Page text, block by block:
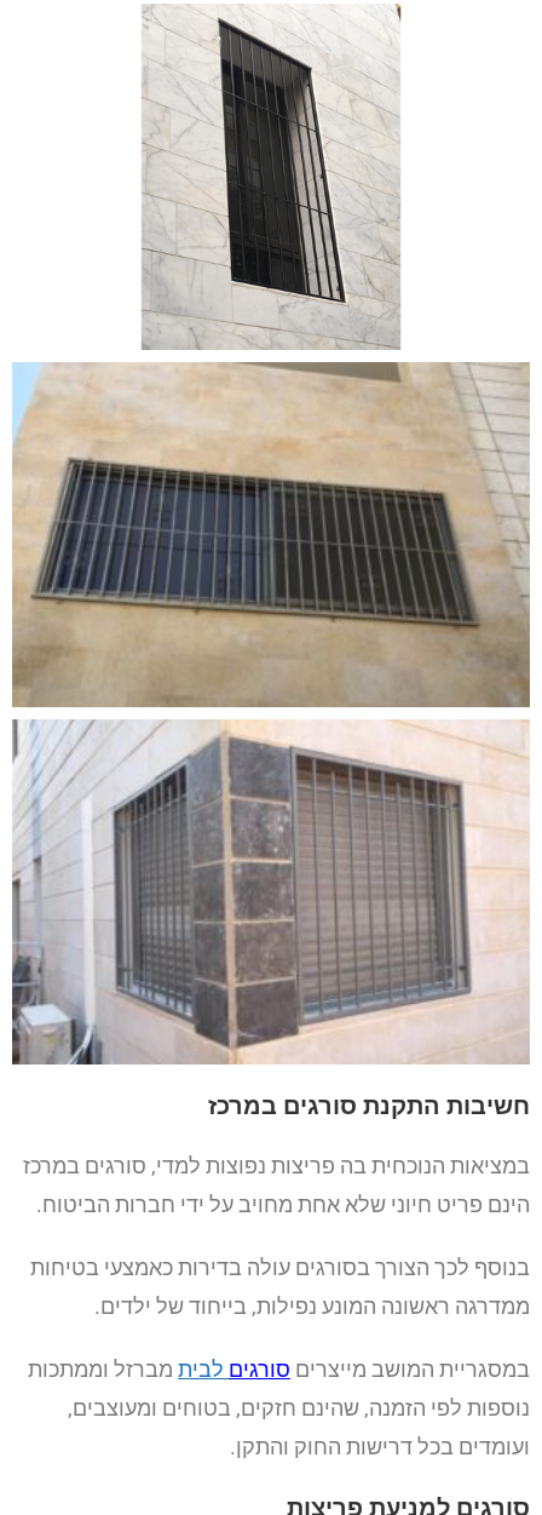
חשיבות התקנת סורגים במרכז
במציאות הנוכחית בה פריצות נפוצות למדי, סורגים במרכז
הינם פריט חיוני שלא אחת מחויב על ידי חברות הביטוח.
בנוסף לכך הצורך בסורגים עולה בדירות כאמצעי בטיחות
ממדרגה ראשונה המונע נפילות, בייחוד של ילדים.
במסגריית המושב מייצרים סורגים לבית מברזל וממתכות
נוספות לפי הזמנה, שהינם חזקים, בטוחים ומעוצבים,
ועומדים בכל דרישות החוק והתקן.
סורגים למניעת פריצות